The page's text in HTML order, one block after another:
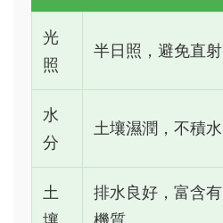
光
照
半日照，避免直射
水
分
土壤濕潤，不積水
土
排水良好，富含有